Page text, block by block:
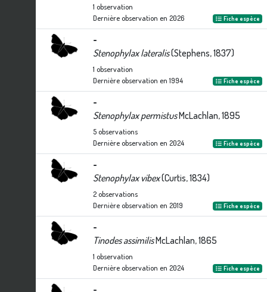
1 observation
Dernière observation en 2026 Fiche espèce
-
Stenophylax lateralis(Stephens, 1837)
1 observation
Dernière observation en 1994 Fiche espèce
-
Stenophylax permistusMcLachlan, 1895
5observations
Dernière observation en 2024 Fiche espèce
-
Stenophylax vibex(Curtis, 1834)
2observations
Dernière observation en 2019 Fiche espèce
-
Tinodes assimilisMcLachlan, 1865
1 observation
Dernière observation en 2024 Fiche espèce
-